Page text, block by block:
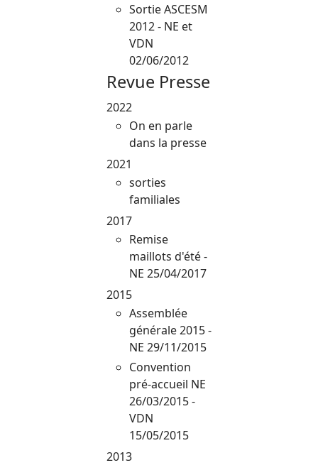
Sortie ASCESM
2012 - NE et
VDN
02/06/2012
Revue Presse
2022
On en parle
dans la presse
2021
sorties
familiales
2017
Remise
maillots d'été -
NE 25/04/2017
2015
Assemblée
générale 2015 -
NE 29/11/2015
Convention
pré-accueil NE
26/03/2015 -
VDN
15/05/2015
2013